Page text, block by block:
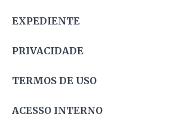
EXPEDIENTE
PRIVACIDADE
TERMOS DE USO
ACESSO INTERNO